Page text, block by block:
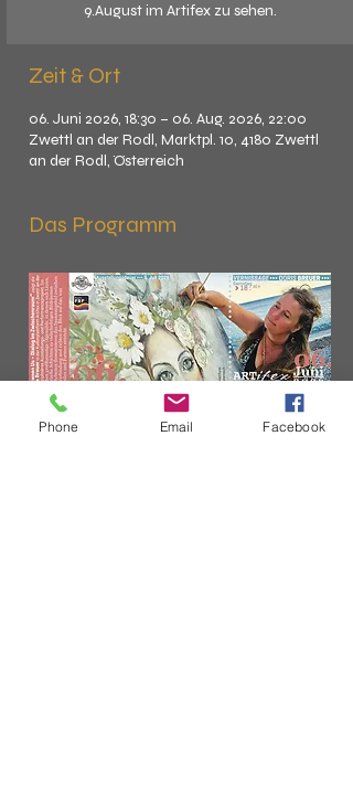
9.August im Artifex zu sehen.
Zeit & Ort
06. Juni 2026, 18:30 – 06. Aug. 2026, 22:00
Zwettl an der Rodl, Marktpl. 10, 4180 Zwettl
an der Rodl, Österreich
Das Programm
Phone Email Facebook